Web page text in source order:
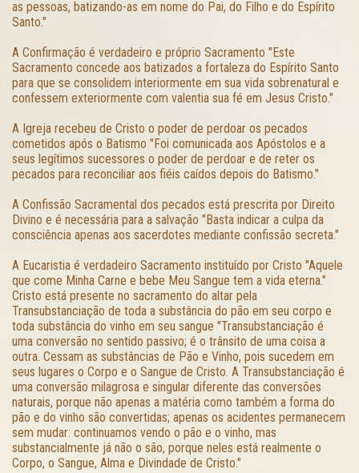
as pessoas, batizando-as em nome do Pai, do Filho e do Espírito
Santo."
A Confirmação é verdadeiro e próprio Sacramento "Este
Sacramento concede aos batizados a fortaleza do Espírito Santo
para que se consolidem interiormente em sua vida sobrenatural e
confessem exteriormente com valentia sua fé em Jesus Cristo."
A Igreja recebeu de Cristo o poder de perdoar os pecados
cometidos após o Batismo "Foi comunicada aos Apóstolos e a
seus legítimos sucessores o poder de perdoar e de reter os
pecados para reconciliar aos fiéis caídos depois do Batismo."
A Confissão Sacramental dos pecados está prescrita por Direito
Divino e é necessária para a salvação "Basta indicar a culpa da
consciência apenas aos sacerdotes mediante confissão secreta."
A Eucaristia é verdadeiro Sacramento instituído por Cristo "Aquele
que come Minha Carne e bebe Meu Sangue tem a vida eterna."
Cristo está presente no sacramento do altar pela
Transubstanciação de toda a substância do pão em seu corpo e
toda substância do vinho em seu sangue "Transubstanciação é
uma conversão no sentido passivo; é o trânsito de uma coisa a
outra. Cessam as substâncias de Pão e Vinho, pois sucedem em
seus lugares o Corpo e o Sangue de Cristo. A Transubstanciação é
uma conversão milagrosa e singular diferente das conversões
naturais, porque não apenas a matéria como também a forma do
pão e do vinho são convertidas; apenas os acidentes permanecem
sem mudar: continuamos vendo o pão e o vinho, mas
substancialmente já não o são, porque neles está realmente o
Corpo, o Sangue, Alma e Divindade de Cristo."